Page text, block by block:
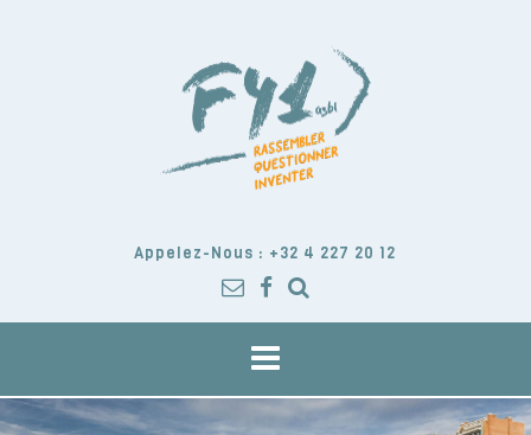
Appelez-Nous : +32 4 227 20 12